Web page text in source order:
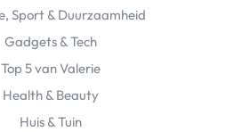
Sport & Duurzaamheid
Gadgets & Tech
Top 5 van Valerie
Health & Beauty
Huis & Tuin